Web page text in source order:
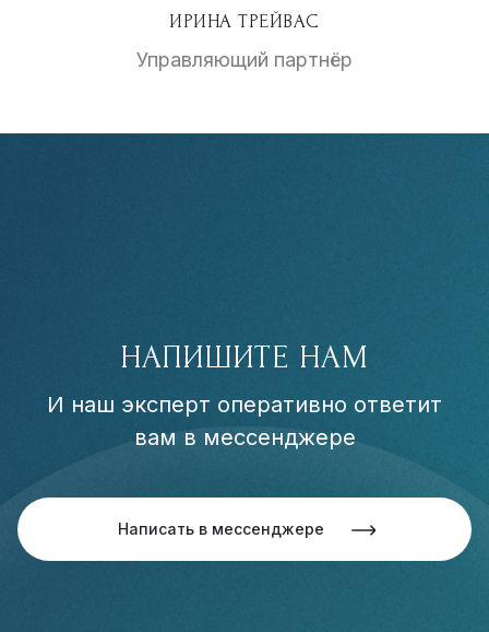
ИРИНА ТРЕЙВАС
Управляющий партнёр
НАПИШИТЕ НАМ
И наш эксперт оперативно ответит
вам в мессенджере
Написать в мессенджере